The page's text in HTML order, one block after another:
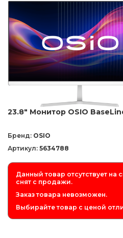
23.8" Монитор OSIO
Бренд: OSIO
Артикул: 5634788
Данный товар отсутствует на
снят с продажи.
Заказ товара невозможен.
Выбирайте товар с ценой